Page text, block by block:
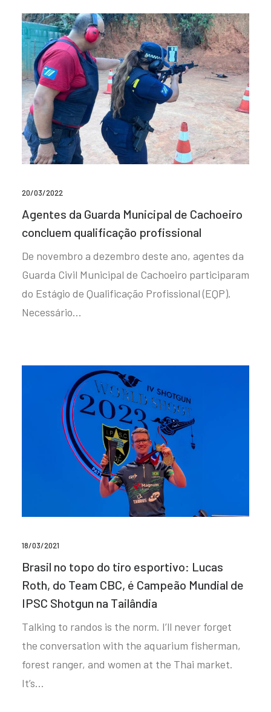
20/03/2022
Agentes da Guarda Municipal de Cachoeiro
concluem qualificação profissional
De novembro a dezembro deste ano, agentes da
Guarda Civil Municipal de Cachoeiro participaram
do Estágio de Qualificação Profissional (EQP).
Necessário…
18/03/2021
Brasil no topo do tiro esportivo: Lucas
Roth, do Team CBC, é Campeão Mundial de
IPSC Shotgun na Tailândia
Talking to randos is the norm. I’ll never forget
the conversation with the aquarium fisherman,
forest ranger, and women at the Thai market.
It’s…